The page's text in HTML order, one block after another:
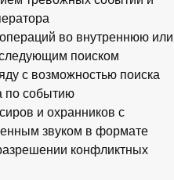
во внутреннюю или
поиском
с возможностью поиска
по событию
и охранников с
звуком в формате
конфликтных